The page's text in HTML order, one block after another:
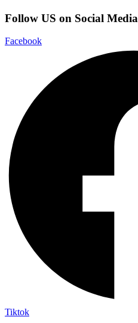
Follow US on Social Media
Facebook
Tiktok